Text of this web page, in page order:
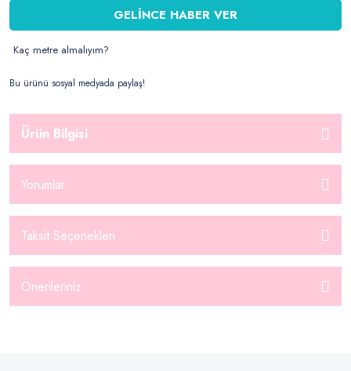
GELİNCE HABER VER
Kaç metre almalıyım?
Bu ürünü sosyal medyada paylaş!
Ürün Bilgisi
Yorumlar
Taksit Seçenekleri
Önerileriniz